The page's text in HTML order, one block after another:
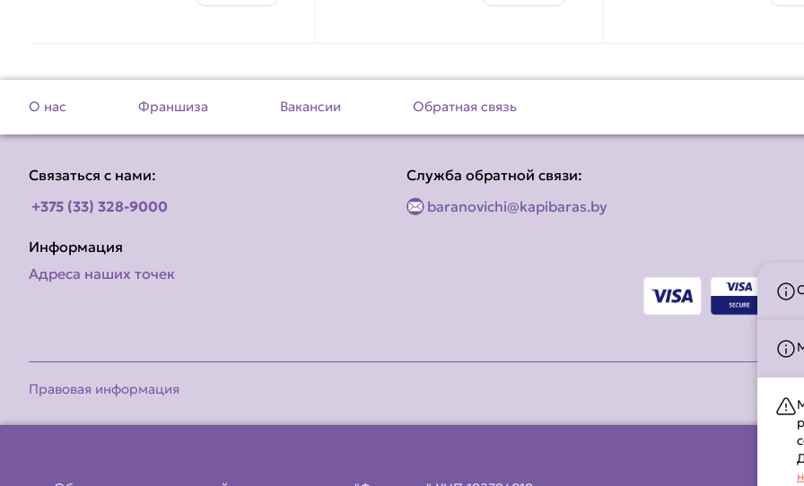
О нас Франшиза Вакансии Обратная связь
Связаться с нами:
+375 (33) 328-9000
Служба обратной связи:
baranovichi@kapibaras.by
Информация
Адреса наших точек
Правовая информация